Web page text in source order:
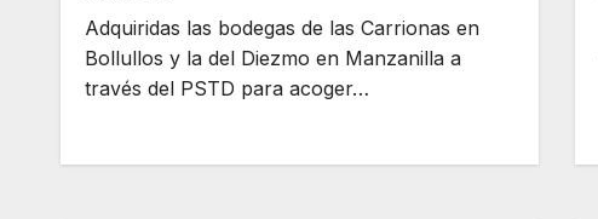
Adquiridas las bodegas de las Carrionas en
Bollullos y la del Diezmo en Manzanilla a
través del PSTD para acoger…